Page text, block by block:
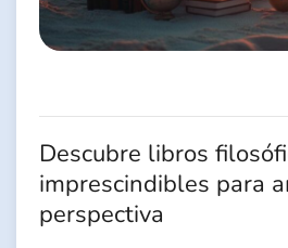
Descubre libros
imprescindibles para
perspectiva